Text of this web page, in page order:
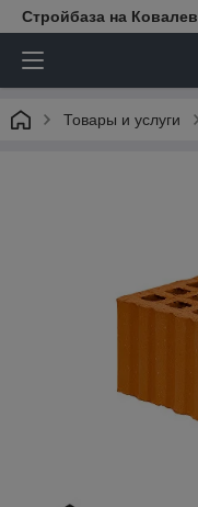
Стройбаза на
Товары и услуги